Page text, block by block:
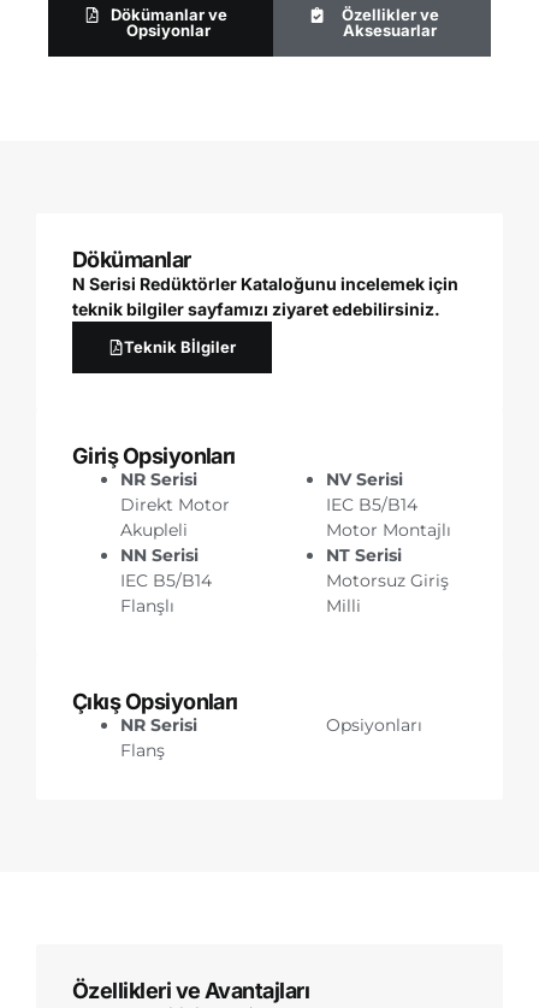
Dökümanlar ve
Opsiyonlar
Özellikler ve
Aksesuarlar
Dökümanlar
N Serisi Redüktörler Kataloğunu incelemek için
teknik bilgiler sayfamızı ziyaret edebilirsiniz.
Teknik Bİlgiler
Giriş Opsiyonları
NR Serisi
Direkt Motor
Akupleli
NN Serisi
IEC B5/B14
Flanşlı
NV Serisi
IEC B5/B14
Motor Montajlı
NT Serisi
Motorsuz Giriş
Milli
Çıkış Opsiyonları
NR Serisi
Flanş
Opsiyonları
Özellikleri ve Avantajları